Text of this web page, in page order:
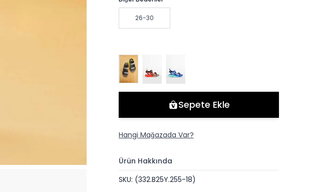
26-30
Sepete Ekle
Hangi Mağazada Var?
Ürün Hakkında
SKU: (332.B25Y.255-18)